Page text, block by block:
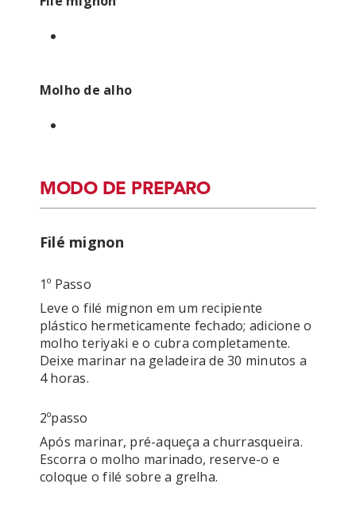
Molho de alho
MODO DE PREPARO
Filé mignon
1º Passo
Leve o filé mignon em um recipiente
plástico hermeticamente fechado; adicione o
molho teriyaki e o cubra completamente.
Deixe marinar na geladeira de 30 minutos a
4 horas.
2ºpasso
Após marinar, pré-aqueça a churrasqueira.
Escorra o molho marinado, reserve-o e
coloque o filé sobre a grelha.